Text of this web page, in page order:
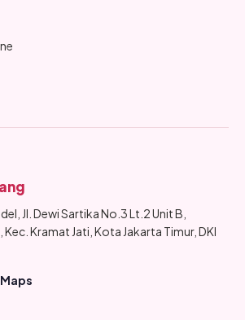
Jl. Dewi Sartika No.3 Lt.2 Unit B,
Kec. Kramat Jati, Kota Jakarta Timur, DKI